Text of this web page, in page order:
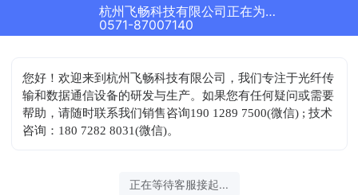
杭州飞畅科技有限公司正在为您服务
0571-87007140
您好！欢迎来到杭州飞畅科技有限公司，我们专注于光纤传
输和数据通信设备的研发与生产。如果您有任何疑问或需要
帮助，请随时联系我们销售咨询190 1289 7500(微信) ; 技术
咨询：180 7282 8031(微信)。
正在等待客服接起...